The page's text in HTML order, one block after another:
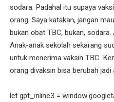
sodara. Padahal itu supaya
orang. Saya katakan, jangan
bukan obat TBC, bukan,
Anak-anak sekolah sekarang
untuk menerima vaksin TBC.
orang divaksin bisa berubah jadi
let gpt_inline3 =